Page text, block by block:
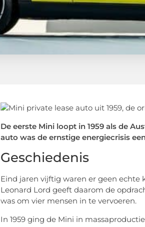
De eerste Mini loopt in 1959 als de
auto was de ernstige energiecrisis
Geschiedenis
Eind jaren vijftig waren er geen echte
Leonard Lord geeft daarom de
was om vier mensen in te vervoeren.
In 1959 ging de Mini in